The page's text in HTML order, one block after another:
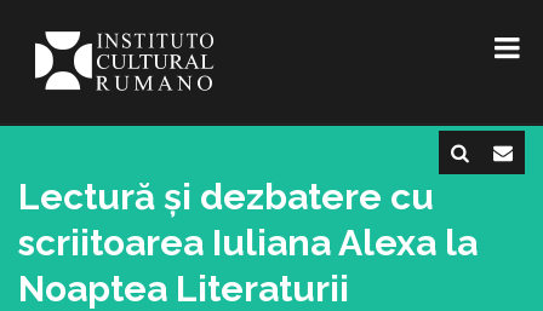
Lectură și dezbatere cu
scriitoarea Iuliana Alexa la
Noaptea Literaturii